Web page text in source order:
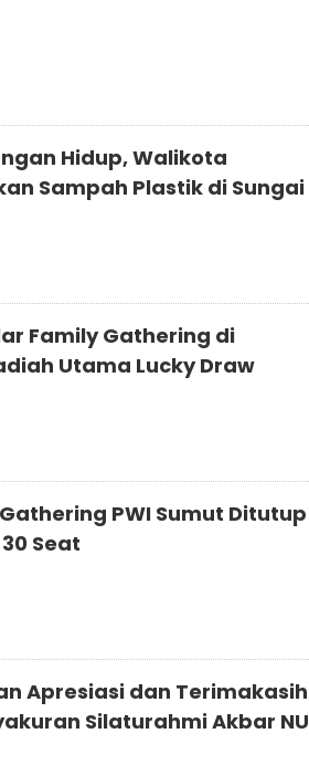
Hidup, Walikota
Sampah Plastik di Sungai
Family Gathering di
Utama Lucky Draw
PWI Sumut Ditutup
Seat
Apresiasi dan Terimakasih
Silaturahmi Akbar NU